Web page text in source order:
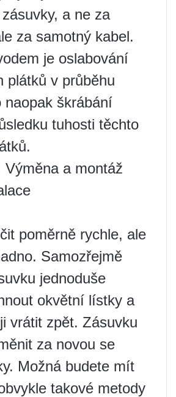
a ne za
za samotný kabel.
je oslabování
plátků v průběhu
naopak škrábání
tuhosti těchto
Výměna a montáž
poměrně rychle, ale
Samozřejmě
jednoduše
okvětní lístky a
vrátit zpět. Zásuvku
za novou se
Možná budete mít
takové metody